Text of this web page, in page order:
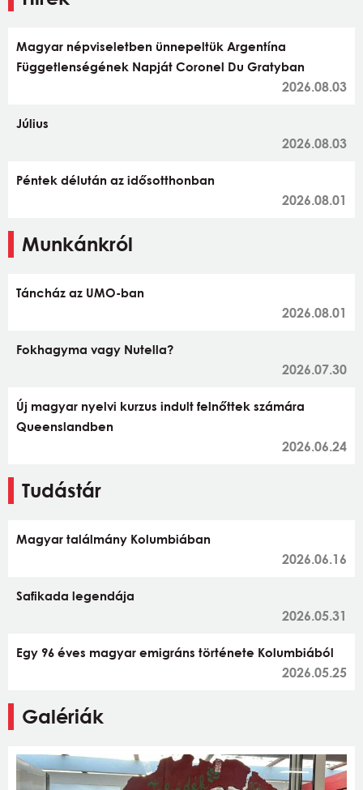
Magyar népviseletben ünnepeltük Argentína
Függetlenségének Napját Coronel Du Gratyban
2026.08.03
Július
2026.08.03
Péntek délután az idősotthonban
2026.08.01
Munkánkról
Táncház az UMO-ban
2026.08.01
Fokhagyma vagy Nutella?
2026.07.30
Új magyar nyelvi kurzus indult felnőttek számára
Queenslandben
2026.06.24
Tudástár
Magyar találmány Kolumbiában
2026.06.16
Safikada legendája
2026.05.31
Egy 96 éves magyar emigráns története Kolumbiából
2026.05.25
Galériák